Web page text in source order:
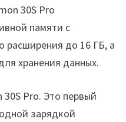
30S Pro
памяти с
расширения до 16 ГБ, а
хранения данных.